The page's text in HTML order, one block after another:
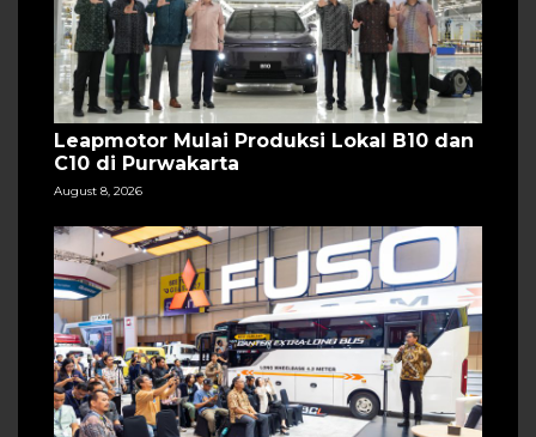
Leapmotor Mulai Produksi Lokal B10 dan
C10 di Purwakarta
August 8, 2026